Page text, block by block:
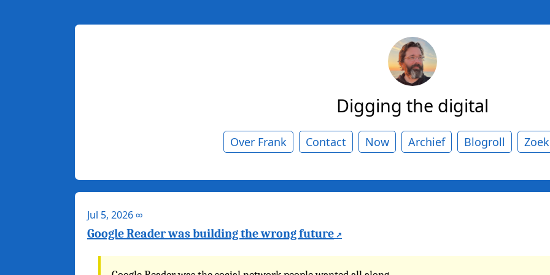
Digging the digital
Over Frank Contact Now Archief Blogroll
Jul 5, 2026∞
Google Reader was building the wrong future